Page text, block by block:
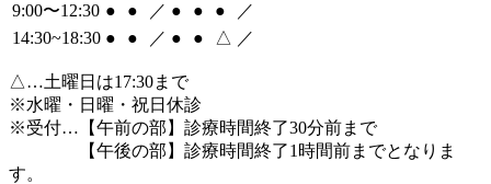
9:00〜12:30 ● ● ／ ● ● ●
／
14:30~18:30 ● ● ／ ● ● △ ／
△…土曜日は17:30まで
※水曜・日曜・祝日休診
※受付…【午前の部】診療時間終了30分前まで
【午後の部】診療時間終了1時間前までとなりま
す。